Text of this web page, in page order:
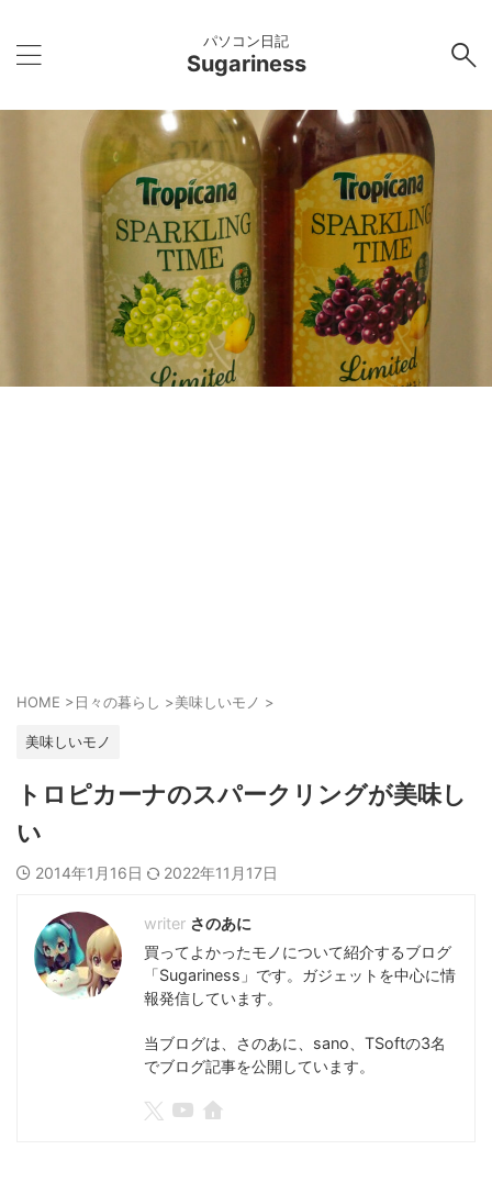
パソコン日記
Sugariness
HOME >日々の暮らし >美味しいモノ >
美味しいモノ
トロピカーナのスパークリングが美味し
い
2014年1月16日 2022年11月17日
さのあに
買ってよかったモノについて紹介するブログ
「Sugariness」です。ガジェットを中心に情
報発信しています。
当ブログは、さのあに、sano、TSoftの3名
でブログ記事を公開しています。